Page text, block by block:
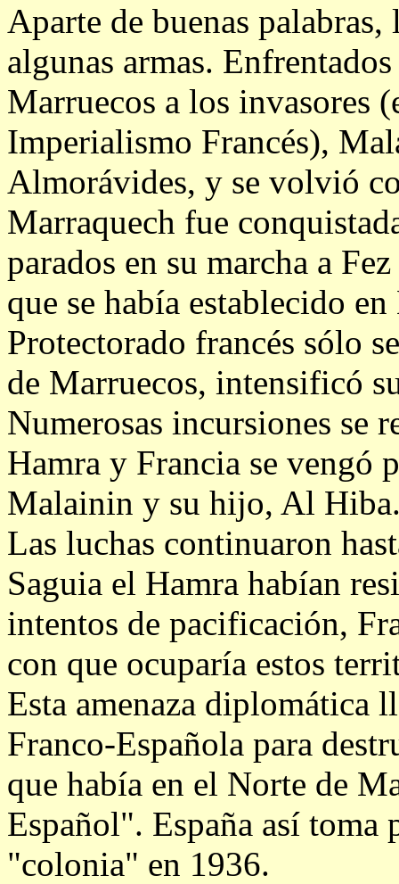
Aparte de buenas
algunas armas.
Marruecos a los invasores
Imperialismo Francés),
Almorávides, y se volvió
Marraquech fue
parados en su marcha a
que se había establecido
Protectorado francés sólo
de Marruecos, intensificó
Numerosas incursiones se
Hamra y Francia se vengó
Malainin y su hijo, Al
Las luchas continuaron
Saguia el Hamra habían
intentos de pacificación,
con que ocuparía estos
Esta amenaza diplomática
Franco-Española para
que había en el Norte de
Español". España así toma
"colonia" en 1936.